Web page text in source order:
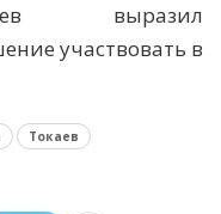
выразил
участвовать в
Токаев